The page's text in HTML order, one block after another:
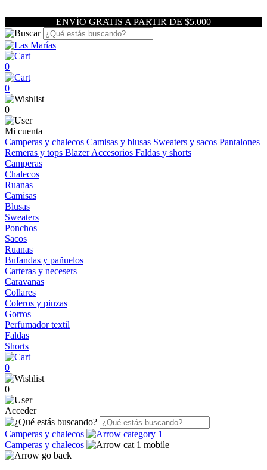
ENVÍO GRATIS A PARTIR DE $5.000
0
0
0
Mi cuenta
Camperas y chalecos Camisas y blusas Sweaters y sacos Pantalones
Remeras y tops BlazerAccesorios Faldas y shorts
Camperas
Chalecos
Ruanas
Camisas
Blusas
Sweaters
Ponchos
Sacos
Ruanas
Bufandas y pañuelos
Carteras y necesers
Caravanas
Collares
Coleros y pinzas
Gorros
Perfumador textil
Faldas
Shorts
0
0
Acceder
Camperas y chalecos
Camperas y chalecos